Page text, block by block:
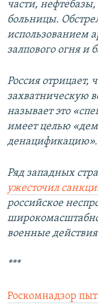
части,
больницы.
использованием
залпового огня и
Россия отрицает,
захватническую
называет это
имеет целью
денацификацию».
Ряд западных
ужесточил
российское
военные
***
Роскомнадзор